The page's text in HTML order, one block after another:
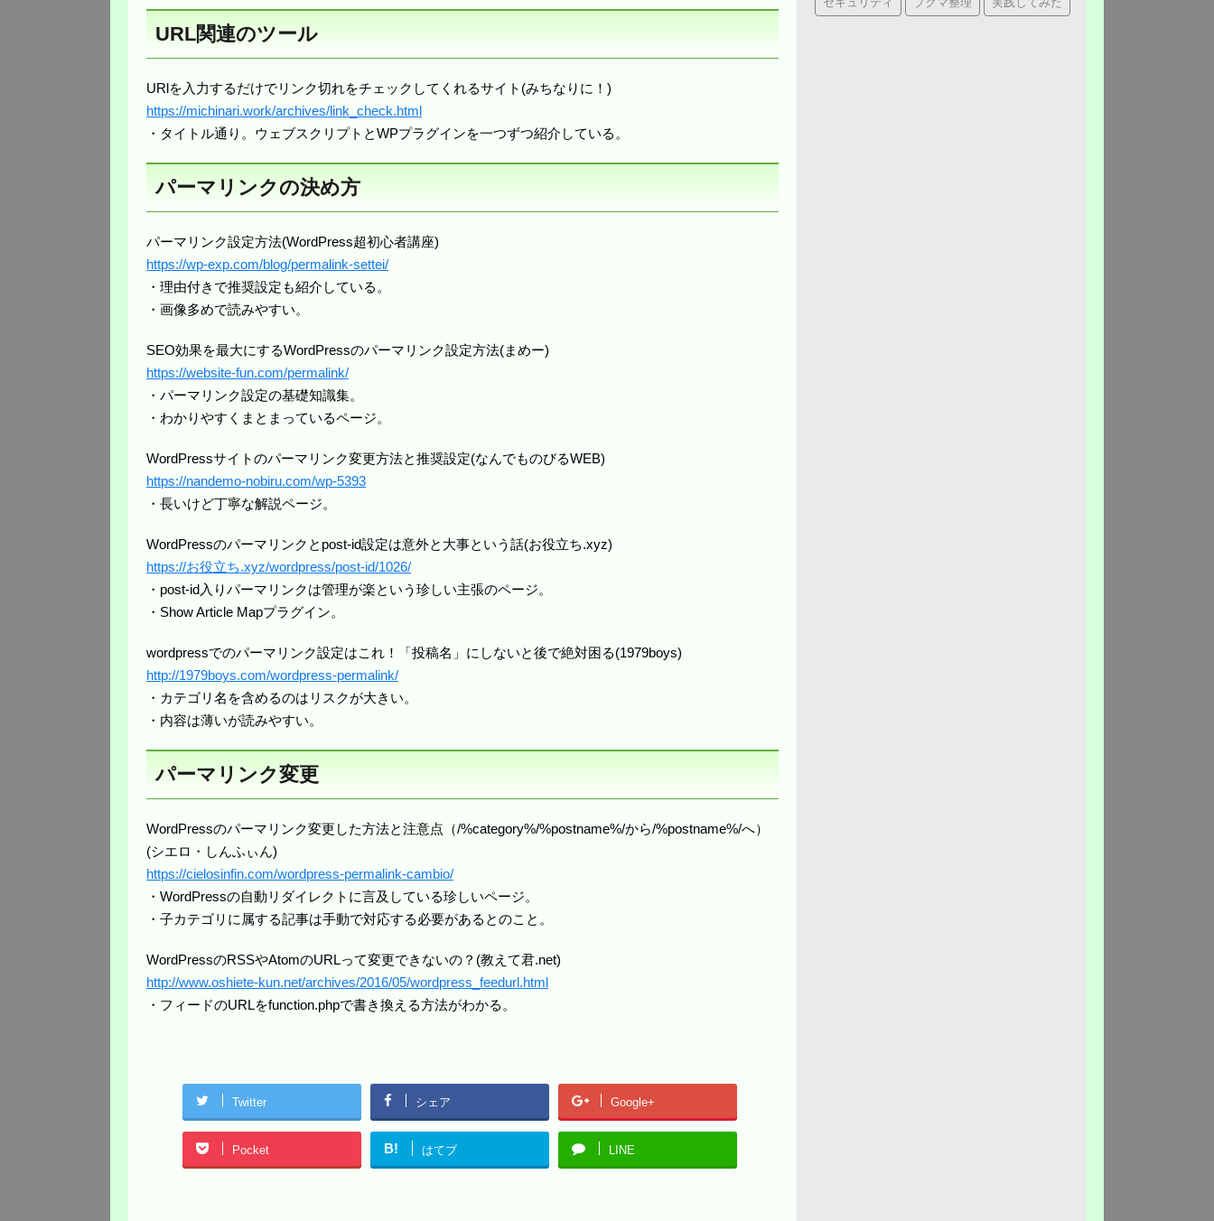
URL関連のツール
URlを入力するだけでリンク切れをチェックしてくれるサイト(みちなりに！)
https://michinari.work/archives/link_check.html
・タイトル通り。ウェブスクリプトとWPプラグインを一つずつ紹介している。
パーマリンクの決め方
パーマリンク設定方法(WordPress超初心者講座)
https://wp-exp.com/blog/permalink-settei/
・理由付きで推奨設定も紹介している。
・画像多めで読みやすい。
SEO効果を最大にするWordPressのパーマリンク設定方法(まめー)
https://website-fun.com/permalink/
・パーマリンク設定の基礎知識集。
・わかりやすくまとまっているページ。
WordPressサイトのパーマリンク変更方法と推奨設定(なんでものびるWEB)
https://nandemo-nobiru.com/wp-5393
・長いけど丁寧な解説ページ。
WordPressのパーマリンクとpost-id設定は意外と大事という話(お役立ち.xyz)
https://お役立ち.xyz/wordpress/post-id/1026/
・post-id入りパーマリンクは管理が楽という珍しい主張のページ。
・Show Article Mapプラグイン。
wordpressでのパーマリンク設定はこれ！「投稿名」にしないと後で絶対困る(1979boys)
http://1979boys.com/wordpress-permalink/
・カテゴリ名を含めるのはリスクが大きい。
・内容は薄いが読みやすい。
パーマリンク変更
WordPressのパーマリンク変更した方法と注意点（/%category%/%postname%/から/%postname%/へ）
(シエロ・しんふぃん)
https://cielosinfin.com/wordpress-permalink-cambio/
・WordPressの自動リダイレクトに言及している珍しいページ。
・子カテゴリに属する記事は手動で対応する必要があるとのこと。
WordPressのRSSやAtomのURLって変更できないの？(教えて君.net)
http://www.oshiete-kun.net/archives/2016/05/wordpress_feedurl.html
・フィードのURLをfunction.phpで書き換える方法がわかる。
Twitter シェア Google+
Pocket B! はてブ LINE